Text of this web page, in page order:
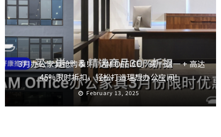
3月办公家具抢购季！「AM OFFICE」买一送一 + 高达
45%限时折扣，轻松打造理想办公空间！
February 13, 2025